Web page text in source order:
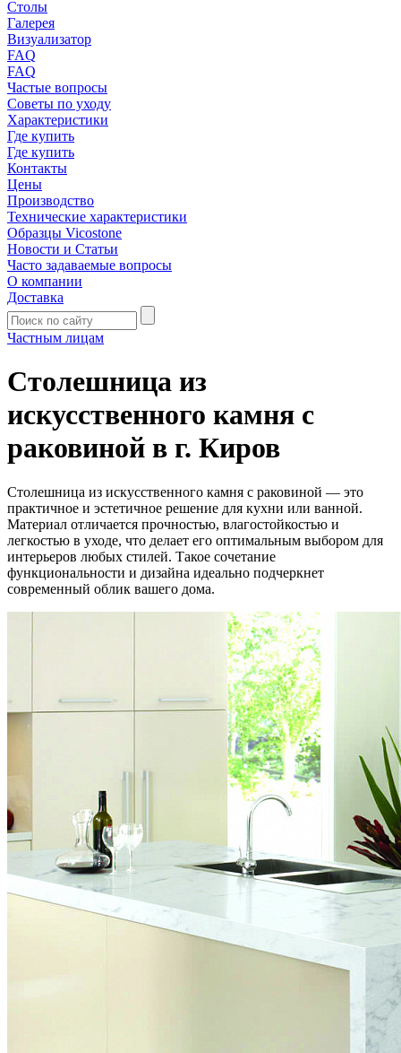
Столы
Галерея
Визуализатор
FAQ
FAQ
Частые вопросы
Советы по уходу
Характеристики
Где купить
Где купить
Контакты
Цены
Производство
Технические характеристики
Образцы Vicostone
Новости и Статьи
Часто задаваемые вопросы
О компании
Доставка
Частным лицам
Столешница из
искусственного камня с
раковиной в г. Киров
Столешница из искусственного камня с раковиной — это
практичное и эстетичное решение для кухни или ванной.
Материал отличается прочностью, влагостойкостью и
легкостью в уходе, что делает его оптимальным выбором для
интерьеров любых стилей. Такое сочетание
функциональности и дизайна идеально подчеркнет
современный облик вашего дома.